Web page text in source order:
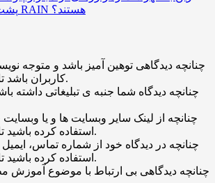
پشت صعود قیمت RAIN هستند؟
کاربران باشد تایید نخواهد شد.
استفاده کرده باشید تایید نخواهد شد.
استفاده کرده باشید تایید نخواهد شد.
چنانچه دیدگاهی بی ارتباط با موضوع آموزش